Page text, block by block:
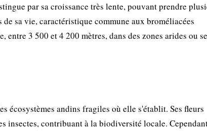
par sa croissance très lente, pouvant prendre
sa vie, caractéristique commune aux broméliacées
3 500 et 4 200 mètres, dans des zones arides ou
écosystèmes andins fragiles où elle s'établit. Ses fleurs
insectes, contribuant à la biodiversité locale.